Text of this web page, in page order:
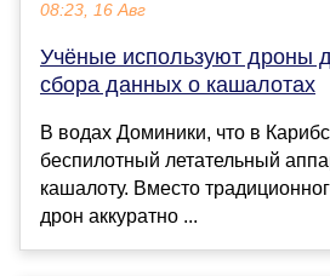
08:23, 16 Авг
Учёные используют дроны
сбора данных о кашалотах
В водах Доминики, что в
беспилотный летательный
кашалоту. Вместо
дрон аккуратно ...